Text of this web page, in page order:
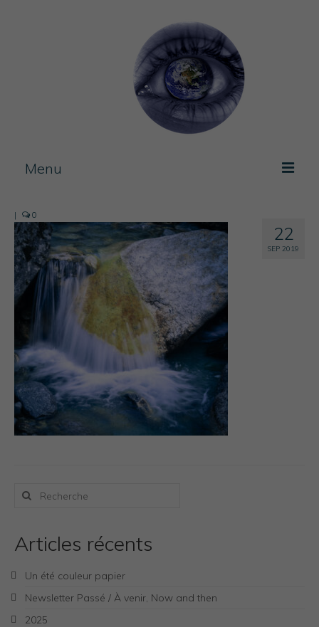
Menu
Artist Book
Journal
Blog
Photos Inspiration / Voyages
Boutique
Bio.FR
Bio.EN
22
SEP 2019
| 0
Rechercher
Articles récents
Un été couleur papier
Newsletter Passé / À venir, Now and then
2025